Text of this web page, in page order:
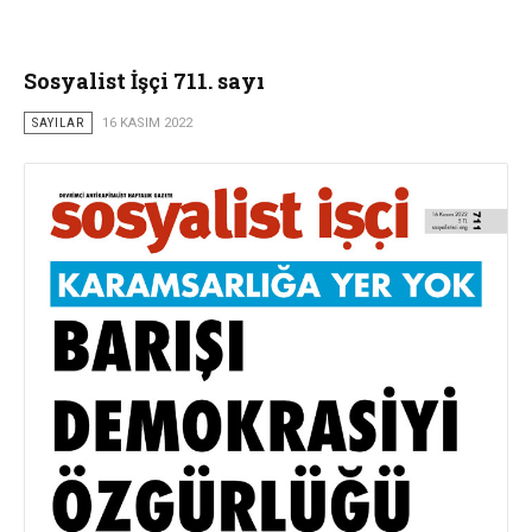
Sosyalist İşçi 711. sayı
SAYILAR 16 KASIM 2022